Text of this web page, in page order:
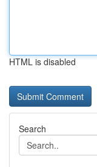
HTML is disabled
Search